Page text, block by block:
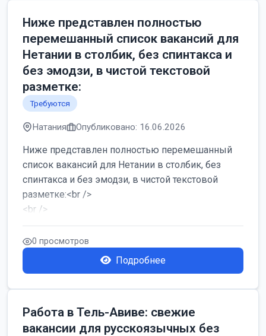
Ниже представлен полностью
перемешанный список вакансий для
Нетании в столбик, без спинтакса и
без эмодзи, в чистой текстовой
разметке:
Требуются
Натания Опубликовано: 16.06.2026
Ниже представлен полностью перемешанный
список вакансий для Нетании в столбик, без
спинтакса и без эмодзи, в чистой текстовой
разметке:<br />
<br />
Работа в Нетании на мебельном производстве:
требу...
0 просмотров
Подробнее
Работа в Тель-Авиве: свежие
вакансии для русскоязычных без